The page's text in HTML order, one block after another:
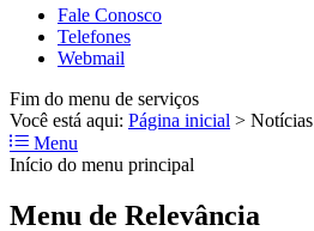
Fale Conosco
Telefones
Webmail
Fim do menu de serviços
Você está aqui: Página inicial > Notícias
Menu
Início do menu principal
Menu de Relevância